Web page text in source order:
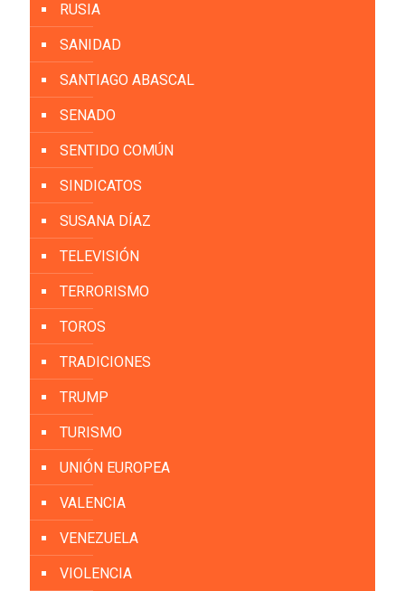
RUSIA
SANIDAD
SANTIAGO ABASCAL
SENADO
SENTIDO COMÚN
SINDICATOS
SUSANA DÍAZ
TELEVISIÓN
TERRORISMO
TOROS
TRADICIONES
TRUMP
TURISMO
UNIÓN EUROPEA
VALENCIA
VENEZUELA
VIOLENCIA